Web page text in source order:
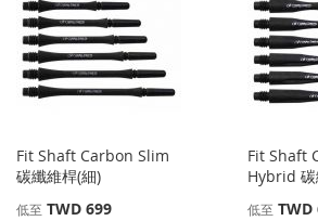
收
藏
夾
比
較
收
藏
夾
Fit Shaft Carbon Slim
碳纖維桿(細)
低至 TWD 699
Fit Shaft
Hybrid 碳
低至 TWD